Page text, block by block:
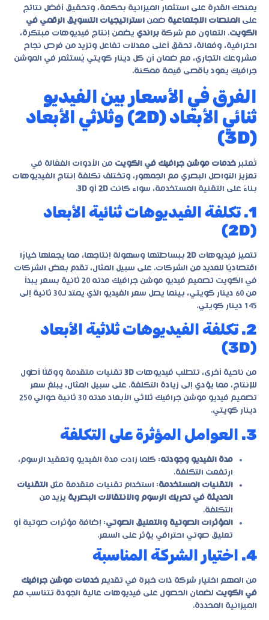
يمنحك القدرة على استثمار الميزانية بحكمة، وتحقيق أفضل نتائج
على المنصات الاجتماعية ضمن استراتيجيات التسويق الرقمي في
الكويت. التعاون مع شركة براندي يضمن إنتاج فيديوهات مبتكرة،
احترافية، وفعالة، تحقق أعلى معدلات تفاعل وتزيد من فرص نجاح
مشروعك التجاري، مع ضمان أن كل دينار كويتي يُستثمر في الموشن
جرافيك يعود بأقصى قيمة ممكنة.
الفرق في الأسعار بين الفيديو
ثنائي الأبعاد (2D) وثلاثي الأبعاد
(3D)
تُعتبر خدمات موشن جرافيك في الكويت من الأدوات الفعّالة في
تعزيز التواصل البصري مع الجمهور، وتختلف تكلفة إنتاج الفيديوهات
بناءً على التقنية المستخدمة، سواء كانت 2D أو 3D
.
1. تكلفة الفيديوهات ثنائية الأبعاد
(2D)
تتميز فيديوهات 2D ببساطتها وسهولة إنتاجها، مما يجعلها خيارًا
اقتصاديًا للعديد من الشركات. على سبيل المثال، تقدم بعض الشركات
في الكويت تصميم فيديو موشن جرافيك مدته 20 ثانية بسعر يبدأ
من 60 دينار كويتي، بينما يصل سعر الفيديو الذي يمتد لـ30 ثانية إلى
145 دينار كويتي.
2. تكلفة الفيديوهات ثلاثية الأبعاد
(3D)
من ناحية أخرى، تتطلب فيديوهات 3D تقنيات متقدمة ووقتًا أطول
للإنتاج، مما يؤدي إلى زيادة التكلفة. على سبيل المثال، يبلغ سعر
تصميم فيديو موشن جرافيك ثلاثي الأبعاد مدته 30 ثانية حوالي 250
دينار كويتي.
3. العوامل المؤثرة على التكلفة
مدة الفيديو وجودته: كلما زادت مدة الفيديو وتعقيد الرسوم،
ارتفعت التكلفة.
التقنيات المستخدمة: استخدام تقنيات متقدمة مثل التقنيات
الحديثة في تحريك الرسوم والانتقالات البصرية يزيد من
التكلفة.
المؤثرات الصوتية والتعليق الصوتي: إضافة مؤثرات صوتية أو
تعليق صوتي احترافي يؤثر على السعر.
4. اختيار الشركة المناسبة
من المهم اختيار شركة ذات خبرة في تقديم خدمات موشن جرافيك
في الكويت لضمان الحصول على فيديوهات عالية الجودة تتناسب مع
الميزانية المحددة.